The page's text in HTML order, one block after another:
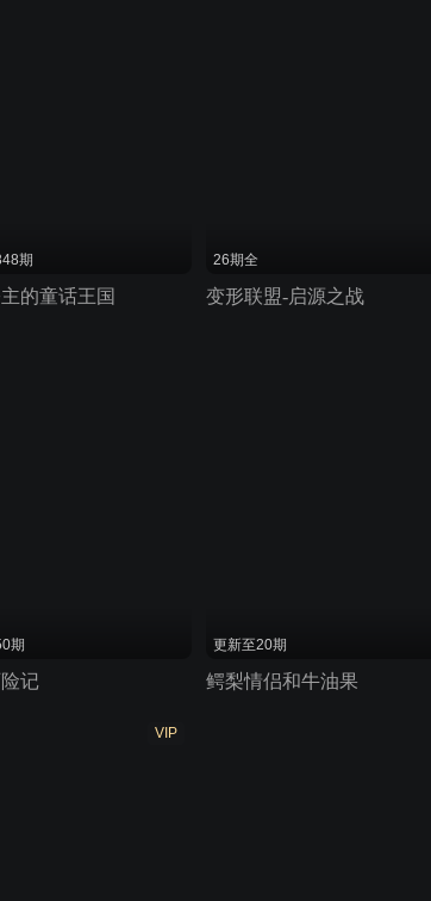
期
的童话王国
26期全
变形联盟-启源之战
期
记
更新至20期
鳄梨情侣和牛油果
VIP